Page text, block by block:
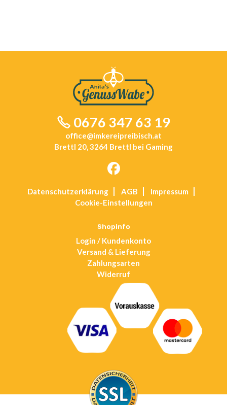
0676 347 63 19
office@imkereipreibisch.at
Brettl 20, 3264 Brettl bei Gaming
a
tab
Datenschutz­erklärung AGB
Impressum
Cookie-Einstellungen
Shopinfo
Login / Kundenkonto
Versand & Lieferung
Zahlungsarten
Widerruf